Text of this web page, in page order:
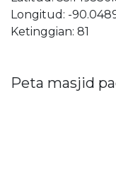
Longitud: -
Ketinggian: 81
Peta masjid